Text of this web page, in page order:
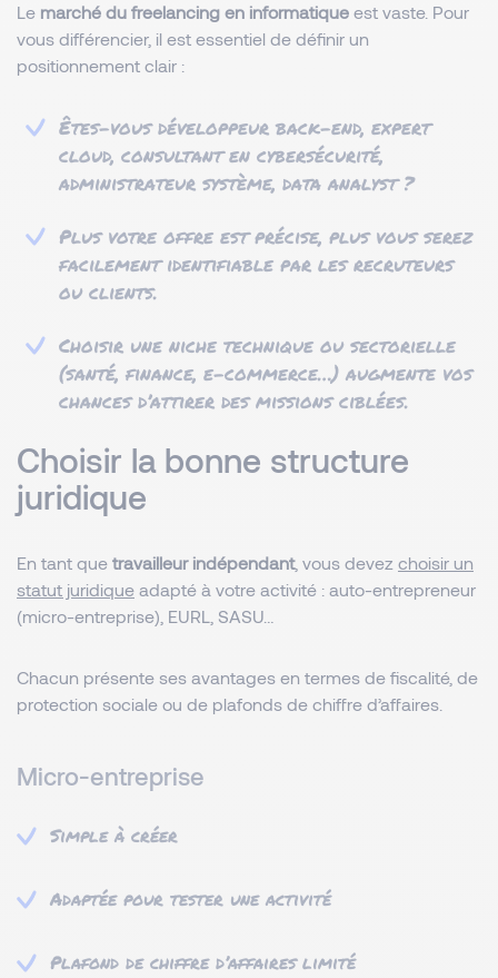
Le marché du freelancing en informatique est vaste. Pour
vous différencier, il est essentiel de définir un
positionnement clair :
Êtes-vous développeur back-end, expert
cloud, consultant en cybersécurité,
administrateur système, data analyst ?
Plus votre offre est précise, plus vous serez
facilement identifiable par les recruteurs
ou clients.
Choisir une niche technique ou sectorielle
(santé, finance, e-commerce…) augmente vos
chances d’attirer des missions ciblées.
Choisir la bonne structure
juridique
En tant que travailleur indépendant, vous devez choisir un
statut juridique adapté à votre activité : auto-entrepreneur
(micro-entreprise), EURL, SASU…
Chacun présente ses avantages en termes de fiscalité, de
protection sociale ou de plafonds de chiffre d’affaires.
Micro-entreprise
Simple à créer
Adaptée pour tester une activité
Plafond de chiffre d’affaires limité